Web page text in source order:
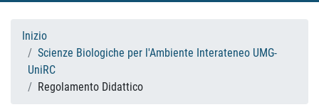
Inizio
Scienze Biologiche per l'Ambiente Interateneo UMG-
UniRC
Regolamento Didattico